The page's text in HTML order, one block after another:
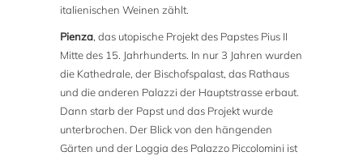
italienischen Weinen zählt.
Pienza, das utopische Projekt des Papstes Pius II
Mitte des 15. Jahrhunderts. In nur 3 Jahren wurden
die Kathedrale, der Bischofspalast, das Rathaus
und die anderen Palazzi der Hauptstrasse erbaut.
Dann starb der Papst und das Projekt wurde
unterbrochen. Der Blick von den hängenden
Gärten und der Loggia des Palazzo Piccolomini ist